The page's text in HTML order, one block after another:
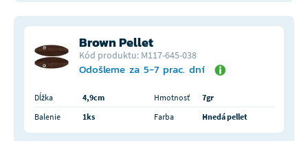
Brown Pellet
Kód produktu: M117-645-038
Odošleme za 5-7 prac. dní
Dĺžka 4,9cm Hmotnosť
7gr
Balenie
1ks Farba Hnedá pellet